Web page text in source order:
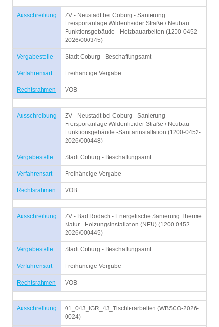
Ausschreibung
ZV - Neustadt bei Coburg - Sanierung
Freisportanlage Wildenheider Straße / Neubau
Funktionsgebäude - Holzbauarbeiten (1200-0452-
2026/000345)
Vergabestelle Stadt Coburg - Beschaffungsamt
Verfahrensart Freihändige Vergabe
Rechtsrahmen VOB
Ausschreibung
ZV - Neustadt bei Coburg - Sanierung
Freisportanlage Wildenheider Straße / Neubau
Funktionsgebäude -Sanitärinstallation (1200-0452-
2026/000448)
Vergabestelle Stadt Coburg - Beschaffungsamt
Verfahrensart Freihändige Vergabe
Rechtsrahmen VOB
Ausschreibung
ZV - Bad Rodach - Energetische Sanierung Therme
Natur - Heizungsinstallation (NEU) (1200-0452-
2026/000445)
Vergabestelle Stadt Coburg - Beschaffungsamt
Verfahrensart Freihändige Vergabe
Rechtsrahmen VOB
Ausschreibung
01_043_IGR_43_Tischlerarbeiten (WBSCO-2026-
0024)